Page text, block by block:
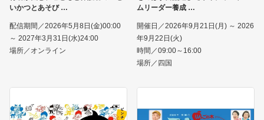
いかつとあそび
配信期間／2026年5月8日(金)00:00
～ 2027年3月31日(水)24:00
場所／オンライン
ムリーダー養成
開催日／2026年9月21日(月) ～ 2026
年9月22日(火)
時間／09:00～16:00
場所／四国